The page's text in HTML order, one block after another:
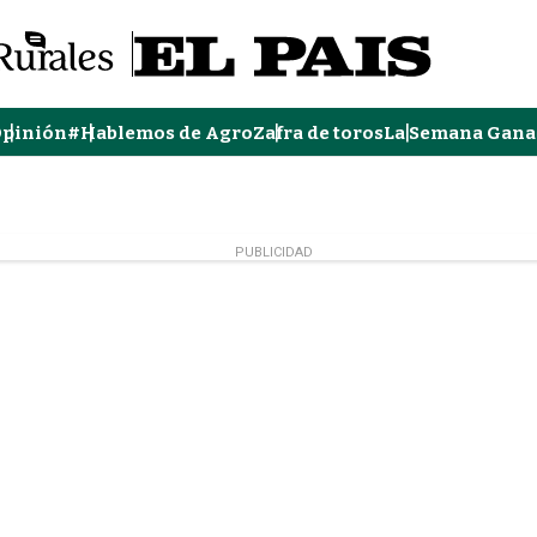
#Hablemos de AgroZafra de torosLa Semana
PUBLICIDAD